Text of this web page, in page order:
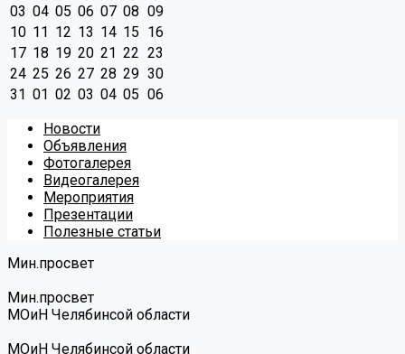
03 04 05 06 07 08 09
10 11 12 13 14 15 16
17 18 19 20 21 22 23
24 25 26 27 28 29 30
31 01 02 03 04 05 06
Новости
Объявления
Фотогалерея
Видеогалерея
Мероприятия
Презентации
Полезные статьи
Мин.просвет
Мин.просвет
МОиН Челябинсой области
МОиН Челябинсой области